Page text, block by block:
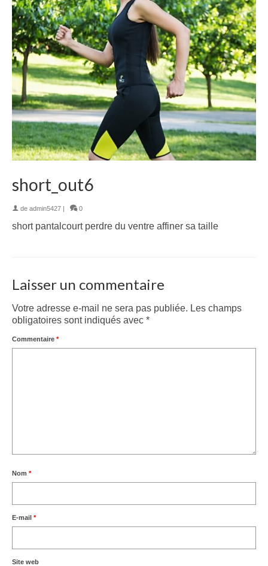
short_out6
de admin5427 | 0
short pantalcourt perdre du ventre affiner sa taille
Laisser un commentaire
Votre adresse e-mail ne sera pas publiée. Les champs
obligatoires sont indiqués avec *
Commentaire *
Nom *
E-mail *
Site web